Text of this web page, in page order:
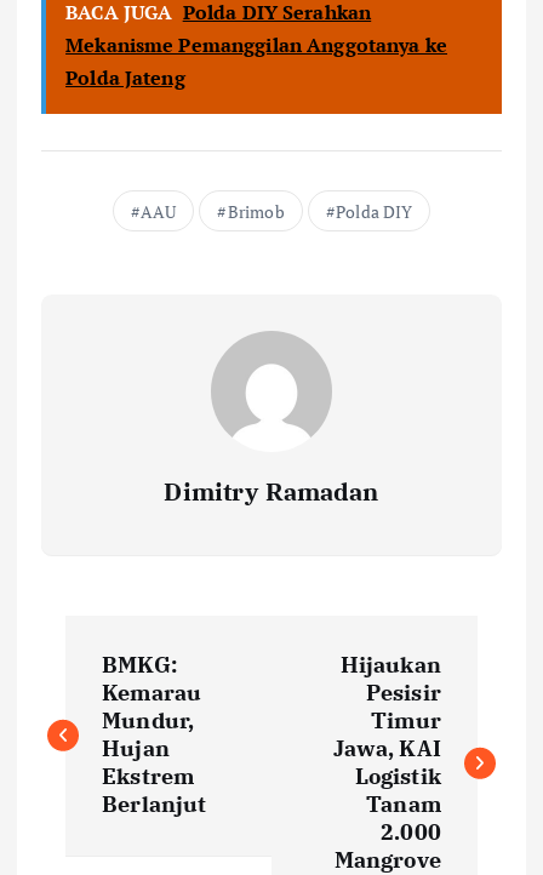
BACA JUGA Polda DIY Serahkan
Mekanisme Pemanggilan Anggotanya ke
Polda Jateng
AAU Brimob Polda DIY
Dimitry Ramadan
o
s
BMKG:
Kemarau
Mundur,
Hujan
Ekstrem
Berlanjut
Hijaukan
Pesisir
Timur
Jawa, KAI
Logistik
Tanam
2.000
Mangrove